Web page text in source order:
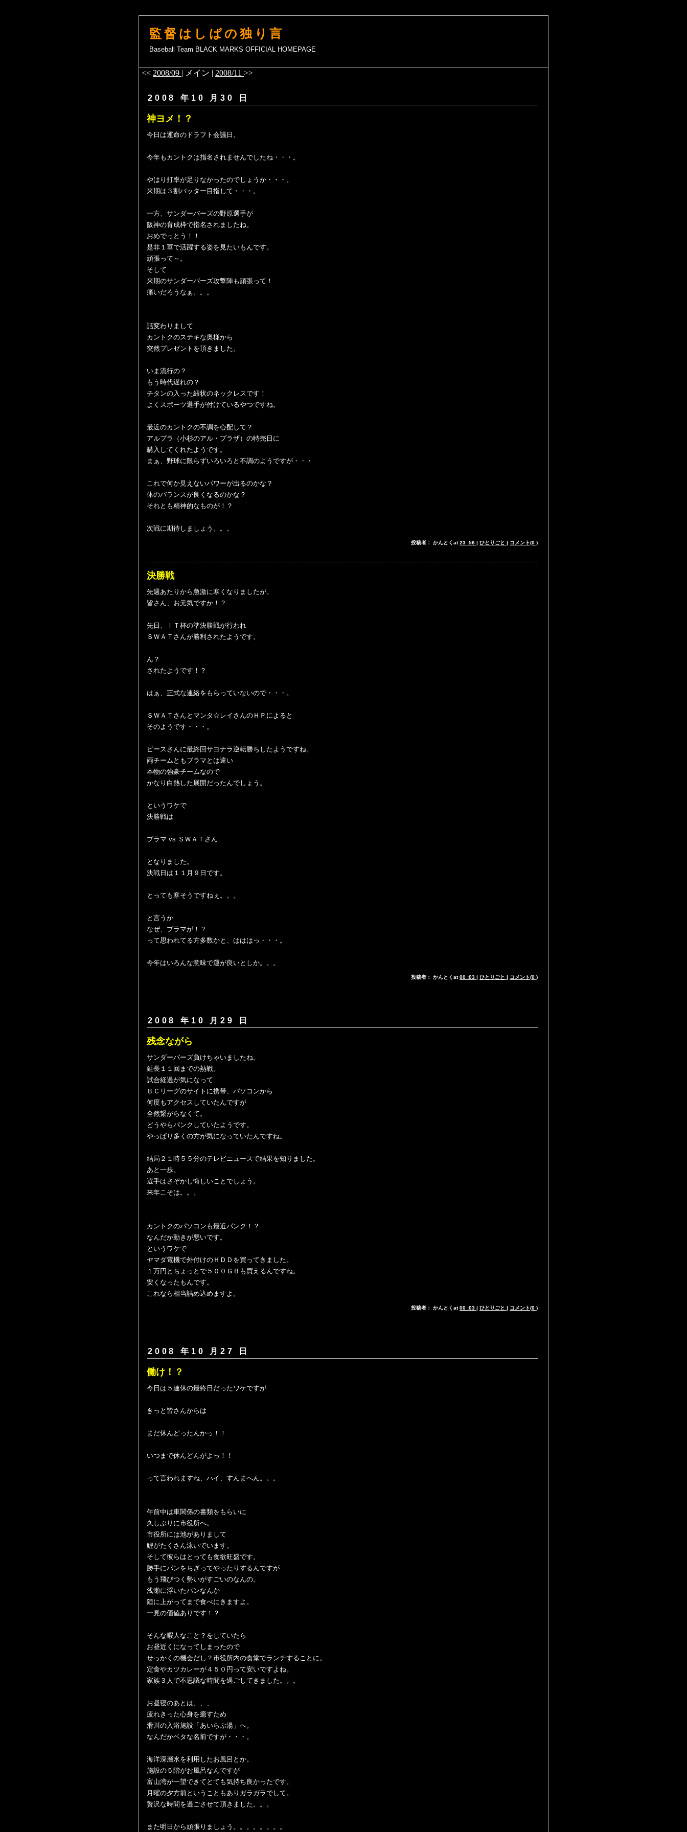
監督はしばの独り言
Baseball Team BLACK MARKS OFFICIAL HOMEPAGE
<< 2008/09 | メイン | 2008/11 >>
2008 年10 月30 日
神ヨメ！？
今日は運命のドラフト会議日。
今年もカントクは指名されませんでしたね・・・。
やはり打率が足りなかったのでしょうか・・・。
来期は３割バッター目指して・・・。
一方、サンダーバーズの野原選手が
阪神の育成枠で指名されましたね。
おめでっとう！！
是非１軍で活躍する姿を見たいもんです。
頑張って～。
そして
来期のサンダーバーズ攻撃陣も頑張って！
痛いだろうなぁ。。。
話変わりまして
カントクのステキな奥様から
突然プレゼントを頂きました。
いま流行の？
もう時代遅れの？
チタンの入った紐状のネックレスです！
よくスポーツ選手が付けているやつですね。
最近のカントクの不調を心配して？
アルプラ（小杉のアル・プラザ）の特売日に
購入してくれたようです。
まぁ、野球に限らずいろいろと不調のようですが・・・
これで何か見えないパワーが出るのかな？
体のバランスが良くなるのかな？
それとも精神的なものが！？
次戦に期待しましょう。。。
投稿者： かんとくat23 :56 | ひとりごと | コメント(0 )
決勝戦
先週あたりから急激に寒くなりましたが。
皆さん、お元気ですか！？
先日、ＩＴ杯の準決勝戦が行われ
ＳＷＡＴさんが勝利されたようです。
ん？
されたようです！？
はぁ、正式な連絡をもらっていないので・・・。
ＳＷＡＴさんとマンタ☆レイさんのＨＰによると
そのようです・・・。
ピースさんに最終回サヨナラ逆転勝ちしたようですね。
両チームともブラマとは違い
本物の強豪チームなので
かなり白熱した展開だったんでしょう。
というワケで
決勝戦は
ブラマ vs ＳＷＡＴさん
となりました。
決戦日は１１月９日です。
とっても寒そうですねぇ。。。
と言うか
なぜ、ブラマが！？
って思われてる方多数かと、はははっ・・・。
今年はいろんな意味で運が良いとしか。。。
投稿者： かんとくat00 :03 | ひとりごと | コメント(0 )
2008 年10 月29 日
残念ながら
サンダーバーズ負けちゃいましたね。
延長１１回までの熱戦。
試合経過が気になって
ＢＣリーグのサイトに携帯、パソコンから
何度もアクセスしていたんですが
全然繋がらなくて。
どうやらパンクしていたようです。
やっぱり多くの方が気になっていたんですね。
結局２１時５５分のテレビニュースで結果を知りました。
あと一歩。
選手はさぞかし悔しいことでしょう。
来年こそは。。。
カントクのパソコンも最近パンク！？
なんだか動きが悪いです。
というワケで
ヤマダ電機で外付けのＨＤＤを買ってきました。
１万円とちょっとで５００ＧＢも買えるんですね。
安くなったもんです。
これなら相当詰め込めますよ。
投稿者： かんとくat00 :03 | ひとりごと | コメント(0 )
2008 年10 月27 日
働け！？
今日は５連休の最終日だったワケですが
きっと皆さんからは
まだ休んどったんかっ！！
いつまで休んどんがよっ！！
って言われますね、ハイ、すんまへん。。。
午前中は車関係の書類をもらいに
久しぶりに市役所へ。
市役所には池がありまして
鯉がたくさん泳いでいます。
そして彼らはとっても食欲旺盛です。
勝手にパンをちぎってやったりするんですが
もう飛びつく勢いがすごいのなんの。
浅瀬に浮いたパンなんか
陸に上がってまで食べにきますよ。
一見の価値ありです！？
そんな暇人なこと？をしていたら
お昼近くになってしまったので
せっかくの機会だし？市役所内の食堂でランチすることに。
定食やカツカレーが４５０円って安いですよね。
家族３人で不思議な時間を過ごしてきました。。。
お昼寝のあとは、、、
疲れきった心身を癒すため
滑川の入浴施設「あいらぶ湯」へ。
なんだかベタな名前ですが・・・。
海洋深層水を利用したお風呂とか。
施設の５階がお風呂なんですが
富山湾が一望できてとても気持ち良かったです。
月曜の夕方前ということもありガラガラでして。
贅沢な時間を過ごさせて頂きました。。。
また明日から頑張りましょう。。。。。。。。